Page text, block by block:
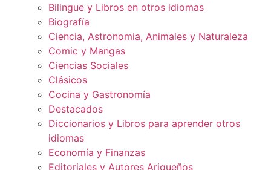
Bilingue y Libros en otros idiomas
Biografía
Ciencia, Astronomia, Animales y Naturaleza
Comic y Mangas
Ciencias Sociales
Clásicos
Cocina y Gastronomía
Destacados
Diccionarios y Libros para aprender otros
idiomas
Economía y Finanzas
Editoriales y Autores Ariqueños